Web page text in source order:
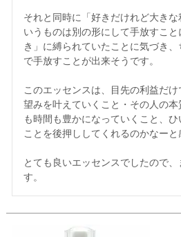
それと同時に「好きだけれど大き
いうものは別の形にして手放すこ
き」に縛られていたことに気づき
で手放すことが出来そうです。
このエッセンスは、目先の利益だ
望みを叶えていくこと・その人の
も時間も豊かになっていくこと、
ことを後押ししてくれるのかなーと
とても良いエッセンスでしたので
す。